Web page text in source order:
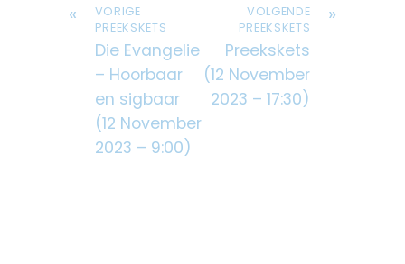
«
VORIGE
PREEKSKETS
Die Evangelie
– Hoorbaar
en sigbaar
(12 November
2023 – 9:00)
»
VOLGENDE
PREEKSKETS
Preekskets
(12 November
2023 – 17:30)